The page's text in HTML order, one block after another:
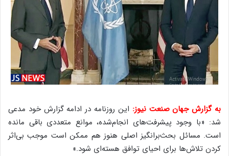
به گزارش جهان صنعت نیوز: این روزنامه در ادامه گزارش خود مدعی
شد: «با وجود پیشرفت‌های انجام‌شده، موانع متعددی باقی مانده
است. مسائل بحث‌برانگیز اصلی هنوز هم ممکن است موجب بی‌اثر
کردن تلاش‌ها برای احیای توافق هسته‌ای شود.»